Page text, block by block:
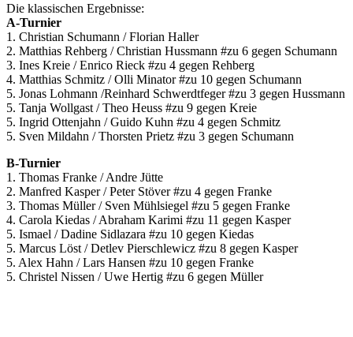
Die klassischen Ergebnisse:
A-Turnier
1. Christian Schumann / Florian Haller
2. Matthias Rehberg / Christian Hussmann #zu 6 gegen Schumann
3. Ines Kreie / Enrico Rieck #zu 4 gegen Rehberg
4. Matthias Schmitz / Olli Minator #zu 10 gegen Schumann
5. Jonas Lohmann /Reinhard Schwerdtfeger #zu 3 gegen Hussmann
5. Tanja Wollgast / Theo Heuss #zu 9 gegen Kreie
5. Ingrid Ottenjahn / Guido Kuhn #zu 4 gegen Schmitz
5. Sven Mildahn / Thorsten Prietz #zu 3 gegen Schumann
B-Turnier
1. Thomas Franke / Andre Jütte
2. Manfred Kasper / Peter Stöver #zu 4 gegen Franke
3. Thomas Müller / Sven Mühlsiegel #zu 5 gegen Franke
4. Carola Kiedas / Abraham Karimi #zu 11 gegen Kasper
5. Ismael / Dadine Sidlazara #zu 10 gegen Kiedas
5. Marcus Löst / Detlev Pierschlewicz #zu 8 gegen Kasper
5. Alex Hahn / Lars Hansen #zu 10 gegen Franke
5. Christel Nissen / Uwe Hertig #zu 6 gegen Müller